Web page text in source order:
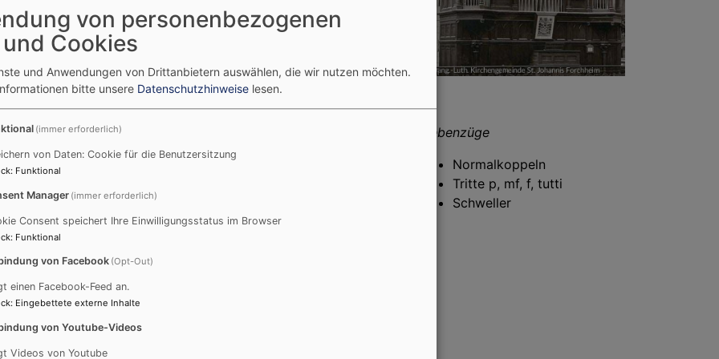
- Schwellwerk (C-f''')
Geigenprincipal 8'
Concertflöte 8'
Salicional 8'
Aeoline 8'
Voix céleste 8'
Clarinette 8'
Fugara 4'
20. Subbaß 16'
23. Octavbaß 8'
Nebenzüge
Normalkoppeln
Tritte p, mf, f, tutti
Schweller
von personenbezogenen
Cookies
und Anwendungen von Drittanbietern auswählen, die wir nutzen möchten.
bitte unsere Datenschutzhinweise lesen.
(immer erforderlich)
von Daten: Cookie für die Benutzersitzung
: Funktional
Manager (immer erforderlich)
Consent speichert Ihre Einwilligungsstatus im Browser
: Funktional
von Facebook (Opt-Out)
einen Facebook-Feed an.
: Eingebettete externe Inhalte
von Youtube-Videos
Videos von Youtube